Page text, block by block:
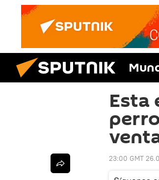
Esta
23:00 GMT